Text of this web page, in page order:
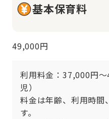
基本保育料
49,000円
利用料金：37,000円
児）
料金は年齢、利用時間
す。